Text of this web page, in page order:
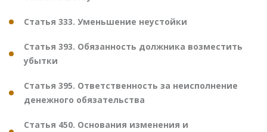
Статья 333. Уменьшение неустойки
Статья 393. Обязанность должника возместить
убытки
Статья 395. Ответственность за неисполнение
денежного обязательства
Статья 450. Основания изменения и